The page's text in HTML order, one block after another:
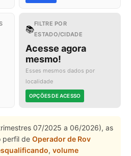
📚
FILTRE POR
ESTADO/CIDADE
Acesse agora
mesmo!
Esses mesmos dados por
localidade
OPÇÕES DE ACESSO
07/2025 a 06/2026), as
perfil de Operador de Rov
, volume